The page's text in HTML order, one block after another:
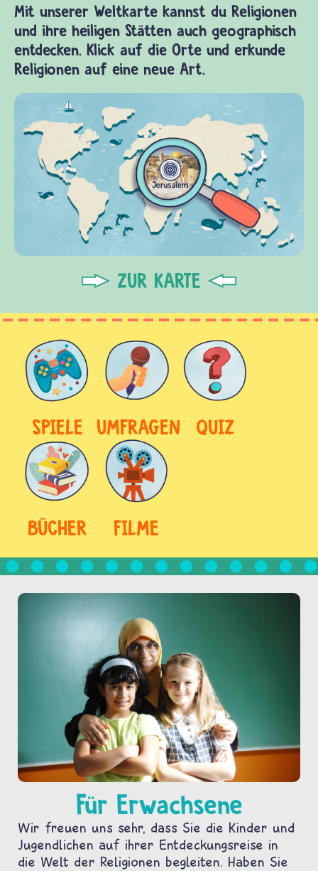
Mit unserer Weltkarte kannst du Religionen
und ihre heiligen Stätten auch geographisch
entdecken. Klick auf die Orte und erkunde
Religionen auf eine neue Art.
ZUR KARTE
SPIELE UMFRAGEN QUIZ
BÜCHER FILME
Für Erwachsene
Wir freuen uns sehr, dass Sie die Kinder und
Jugendlichen auf ihrer Entdeckungsreise in
die Welt der Religionen begleiten. Haben Sie